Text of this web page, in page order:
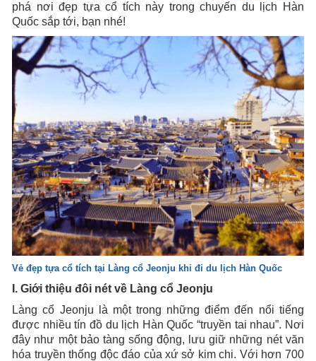
phá nơi đẹp tựa cổ tích này trong chuyến du lịch Hàn
Quốc sắp tới, bạn nhé!
Vẻ đẹp tựa cổ tích tại Làng cổ Jeonju khi đi du lịch Hàn Quốc
I. Giới thiệu đôi nét về Làng cổ Jeonju
Làng cổ Jeonju là một trong những điểm đến nổi tiếng
được nhiều tín đồ du lịch Hàn Quốc “truyền tai nhau”. Nơi
đây như một bảo tàng sống động, lưu giữ những nét văn
hóa truyền thống độc đáo của xứ sở kim chi. Với hơn 700